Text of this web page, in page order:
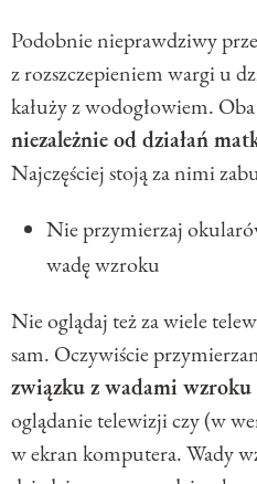
Podobnie nieprawdziwy
z rozszczepieniem wargi u
kałuży z wodogłowiem.
niezależnie od działań
Najczęściej stoją za nimi
Nie przymierzaj
wadę wzroku
Nie oglądaj też za wiele
sam. Oczywiście
związku z wadami wzroku
oglądanie telewizji czy (w
w ekran komputera. Wady